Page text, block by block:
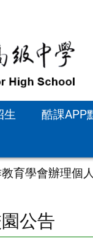
生 酷課APP
育學會辦理個
公告